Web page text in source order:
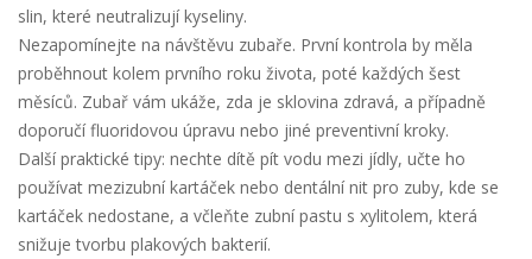
slin, které neutralizují kyseliny.
Nezapomínejte na návštěvu zubaře. První kontrola by měla
proběhnout kolem prvního roku života, poté každých šest
měsíců. Zubař vám ukáže, zda je sklovina zdravá, a případně
doporučí fluoridovou úpravu nebo jiné preventivní kroky.
Další praktické tipy: nechte dítě pít vodu mezi jídly, učte ho
používat mezizubní kartáček nebo dentální nit pro zuby, kde se
kartáček nedostane, a včleňte zubní pastu s xylitolem, která
snižuje tvorbu plakových bakterií.